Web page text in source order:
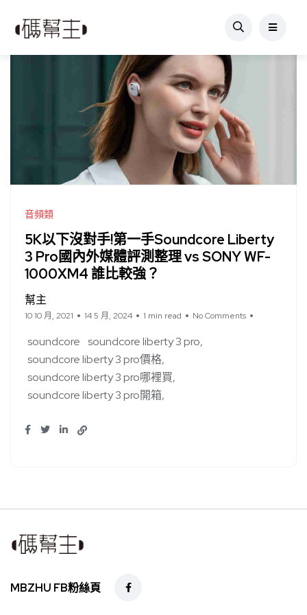
音頻類
5K以下沒對手!第一手Soundcore Liberty
3 Pro國內外媒體評測整理 vs SONY WF-
1000XM4 誰比較強？
幫主
10 10 月, 2021 14 5 月, 2024 1 min read No Comments
soundcore soundcore liberty 3 pro
soundcore liberty 3 pro價格
soundcore liberty 3 pro哪裡買
soundcore liberty 3 pro開箱
MBZHU FB粉絲頁